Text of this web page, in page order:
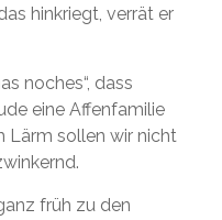
hinkriegt, verrät er
noches“, dass
eine Affenfamilie
Lärm sollen wir nicht
früh zu den